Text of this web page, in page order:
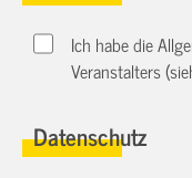
Ich habe die
Veranstalters
Datenschutz